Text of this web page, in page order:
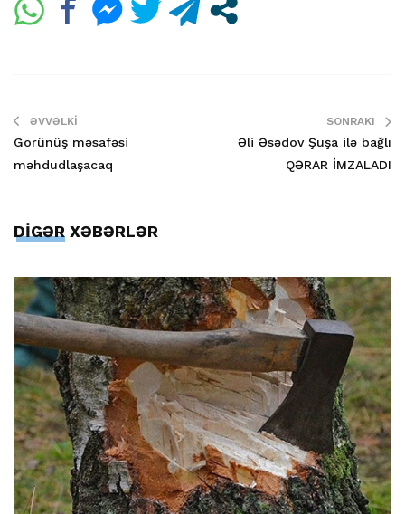
ƏVVƏLKI
Görünüş məsafəsi
məhdudlaşacaq
SONRAKI
Əli Əsədov Şuşa ilə bağlı
QƏRAR İMZALADI
DİGƏR XƏBƏRLƏR